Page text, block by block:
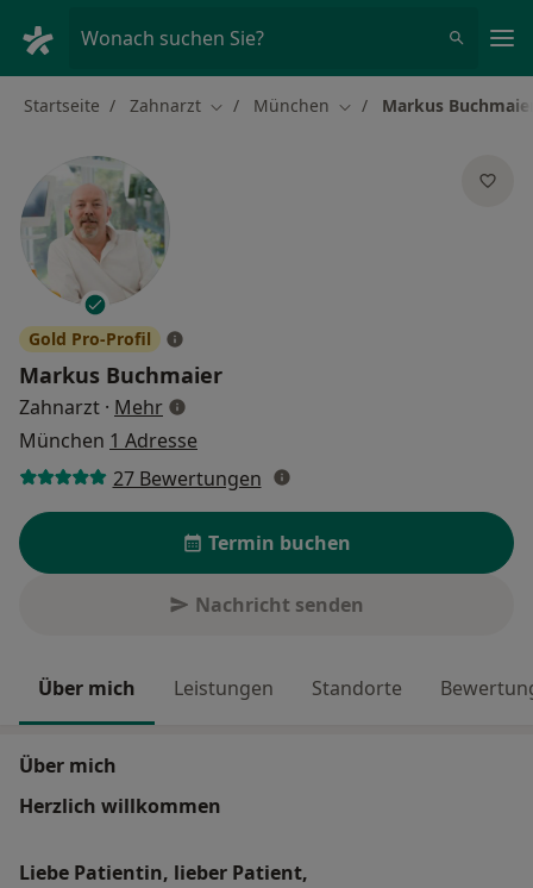
Wonach suchen Sie?
Startseite Zahnarzt Stadt ändern
München Stadt ändern
Markus
Gold Pro-Profil
Markus Buchmaier
Zahnarzt · Mehrüber Spezialisierungen
München 1 Adresse
27 Bewertungen
Termin buchen
Nachricht senden
Über mich Leistungen Standorte
Über mich
Herzlich willkommen
Liebe Patientin, lieber Patient,